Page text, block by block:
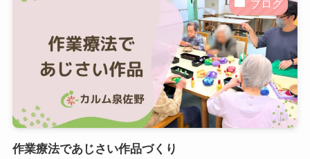
ブログ
作業療法であじさい作品づくり